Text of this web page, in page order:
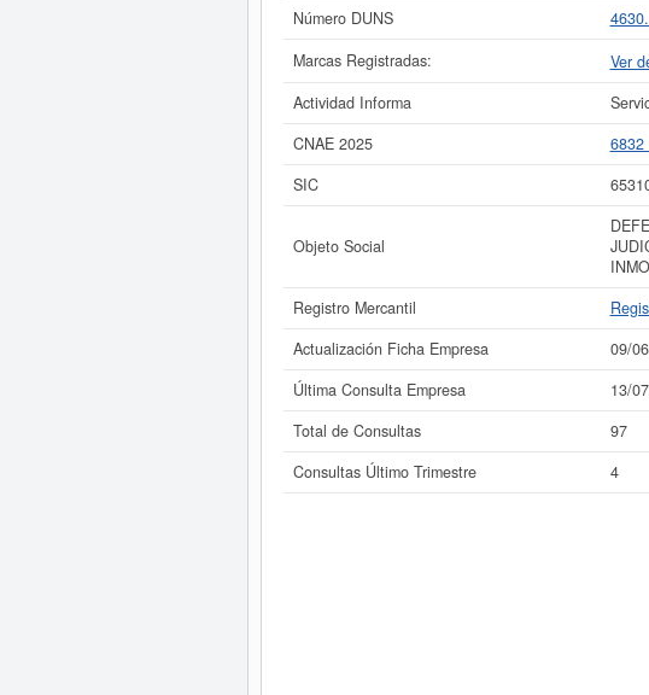
La última
Número DUNS
Marcas Registradas:
Ver
Actividad Informa
CNAE 2025
6832
SIC
Objeto Social
Registro Mercantil
Actualización Ficha Empresa
09/
Última Consulta Empresa
13/
Total de Consultas
97
Consultas Último Trimestre
4